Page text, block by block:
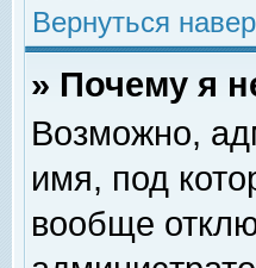
Вернуться
» Почему я
Возможно,
имя, под
вообще